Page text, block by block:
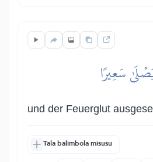
سَعِيرًا
und der Feuerglut
Tala balimbola misusu